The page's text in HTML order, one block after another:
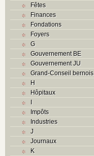
Fêtes
Finances
Fondations
Foyers
G
Gouvernement BE
Gouvernement JU
Grand-Conseil bernois
H
Hôpitaux
I
Impôts
Industries
J
Journaux
K